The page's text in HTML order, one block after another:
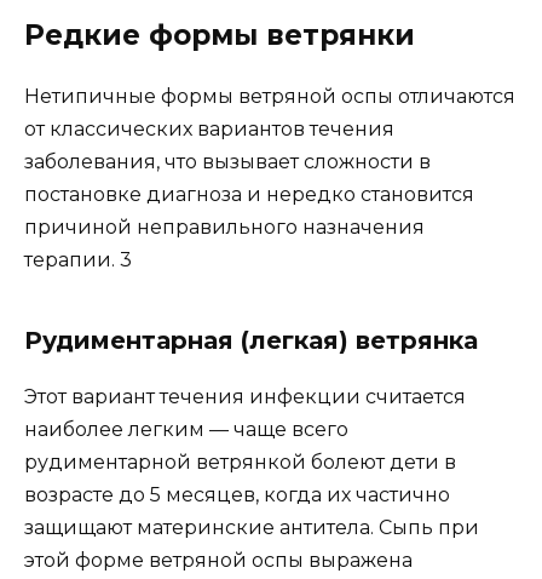
Редкие формы ветрянки
Нетипичные формы ветряной оспы отличаются
от классических вариантов течения
заболевания, что вызывает сложности в
постановке диагноза и нередко становится
причиной неправильного назначения
терапии. 3
Рудиментарная (легкая) ветрянка
Этот вариант течения инфекции считается
наиболее легким — чаще всего
рудиментарной ветрянкой болеют дети в
возрасте до 5 месяцев, когда их частично
защищают материнские антитела. Сыпь при
этой форме ветряной оспы выражена